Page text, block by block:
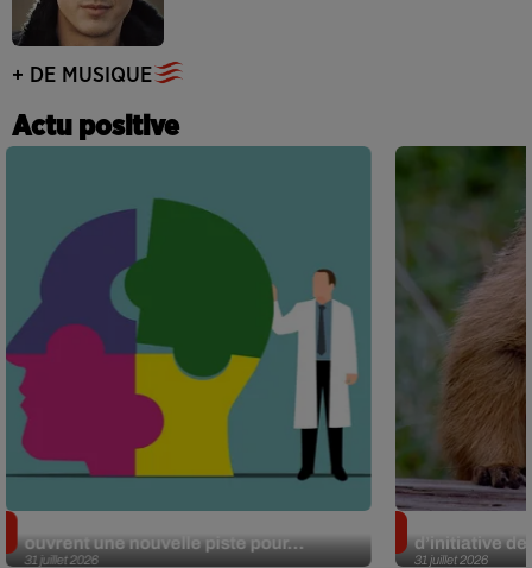
+ DE MUSIQUE
Actu positive
31 juillet 2026
ouvrent une nouvelle piste pour...
31 juillet 2026
d’initiative